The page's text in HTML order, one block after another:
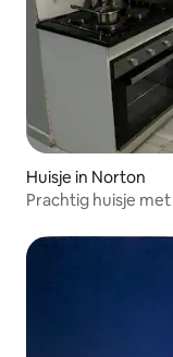
Huisje in Norton
Prachtig huisje